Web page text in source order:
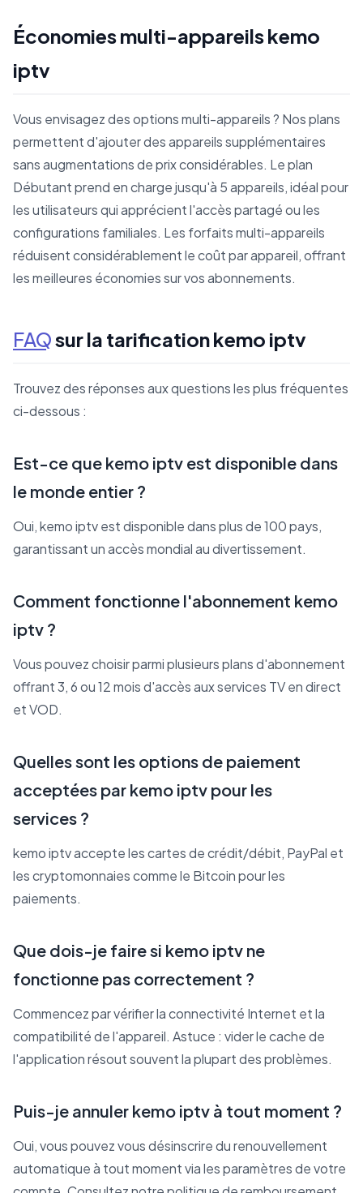
Économies multi-appareils kemo
iptv
Vous envisagez des options multi-appareils ? Nos plans
permettent d'ajouter des appareils supplémentaires
sans augmentations de prix considérables. Le plan
Débutant prend en charge jusqu'à 5 appareils, idéal pour
les utilisateurs qui apprécient l'accès partagé ou les
configurations familiales. Les forfaits multi-appareils
réduisent considérablement le coût par appareil, offrant
les meilleures économies sur vos abonnements.
FAQsur la tarification kemo iptv
Trouvez des réponses aux questions les plus fréquentes
ci-dessous :
Est-ce que kemo iptv est disponible dans
le monde entier ?
Oui, kemo iptv est disponible dans plus de 100 pays,
garantissant un accès mondial au divertissement.
Comment fonctionne l'abonnement kemo
iptv ?
Vous pouvez choisir parmi plusieurs plans d'abonnement
offrant 3, 6 ou 12 mois d'accès aux services TV en direct
et VOD.
Quelles sont les options de paiement
acceptées par kemo iptv pour les
services ?
kemo iptv accepte les cartes de crédit/débit, PayPal et
les cryptomonnaies comme le Bitcoin pour les
paiements.
Que dois-je faire si kemo iptv ne
fonctionne pas correctement ?
Commencez par vérifier la connectivité Internet et la
compatibilité de l'appareil. Astuce : vider le cache de
l'application résout souvent la plupart des problèmes.
Puis-je annuler kemo iptv à tout moment ?
Oui, vous pouvez vous désinscrire du renouvellement
automatique à tout moment via les paramètres de votre